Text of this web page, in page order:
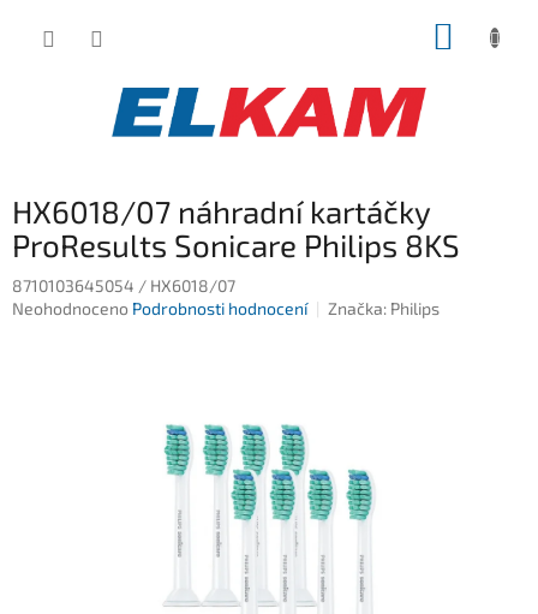
HX6018/07 náhradní kartáčky
ProResults Sonicare Philips 8KS
8710103645054 / HX6018/07
Průměrné
Neohodnoceno Podrobnosti hodnocení Značka: Philips